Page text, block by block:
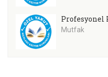
Profesyonel
Mutfak